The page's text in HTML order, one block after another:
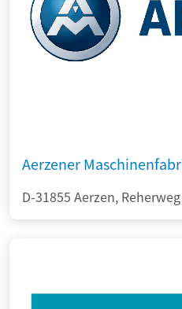
Aerzener
D-31855 Aerzen,